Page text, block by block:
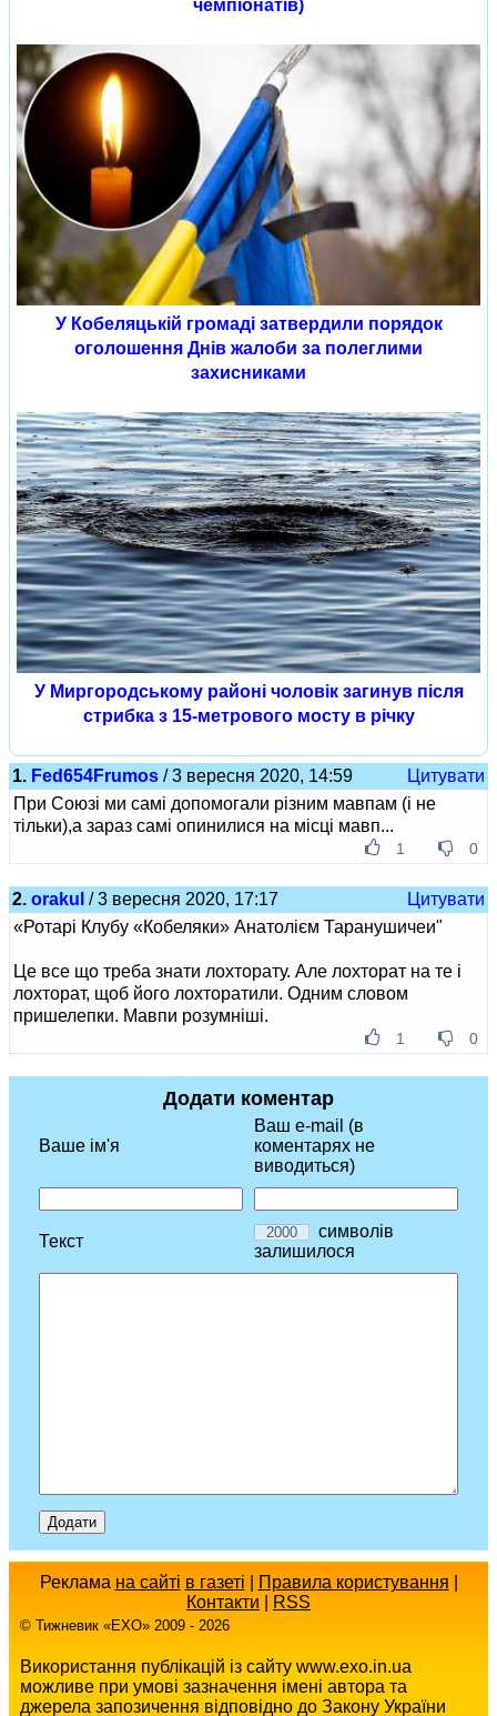
чемпіонатів)
У Кобеляцькій громаді затвердили порядок
оголошення Днів жалоби за полеглими
захисниками
У Миргородському районі чоловік загинув після
стрибка з 15-метрового мосту в річку
1. Fed654Frumos / 3 вересня 2020, 14:59
Цитувати
При Союзі ми самі допомогали різним мавпам (і не
тільки),а зараз самі опинилися на місці мавп...
1 0
2. orakul / 3 вересня 2020, 17:17
Цитувати
«Ротарі Клубу «Кобеляки» Анатолієм Таранушичеи"
Це все що треба знати лохторату. Але лохторат на те і
лохторат, щоб його лохторатили. Одним словом
пришелепки. Мавпи розумніші.
1 0
Додати коментар
Ваше ім'я
Ваш e-mail (в
коментарях не
виводиться)
Текст
символів
залишилося
Реклама на сайті в газеті Правила користування
Контакти
RSS
© Тижневик «EХO» 2009 - 2026
Використання публікацій із сайту www.exo.in.ua
можливе при умові зазначення імені автора та
джерела запозичення відповідно до Закону України